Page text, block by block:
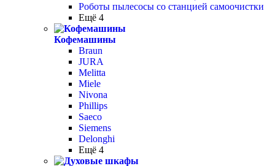
Роботы пылесосы со станцией самоочистки
Ещё 4
Кофемашины
Braun
JURA
Melitta
Miele
Nivona
Phillips
Saeco
Siemens
Delonghi
Ещё 4